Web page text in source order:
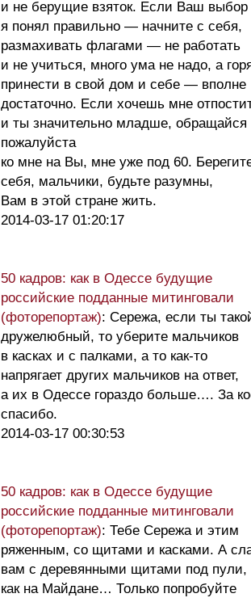
и не берущие взяток. Если Ваш выбор
я понял правильно — начните с себя,
размахивать флагами — не работать
и не учиться, много ума не надо, а
принести в свой дом и себе — вполне
достаточно. Если хочешь мне
и ты значительно младше, обращайся
пожалуйста
ко мне на Вы, мне уже под 60.
себя, мальчики, будьте разумны,
Вам в этой стране жить.
2014-03-17 01:20:17
50 кадров: как в Одессе будущие
российские подданные митинговали
(фоторепортаж): Сережа, если ты
дружелюбный, то уберите мальчиков
в касках и с палками, а то как-то
напрягает других мальчиков на ответ,
а их в Одессе гораздо больше…. За
спасибо.
2014-03-17 00:30:53
50 кадров: как в Одессе будущие
российские подданные митинговали
(фоторепортаж): Тебе Сережа и этим
ряженным, со щитами и касками. А
вам с деревянными щитами под пули,
как на Майдане… Только попробуйте